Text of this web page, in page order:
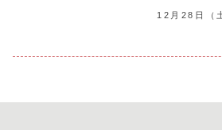
12月28日（